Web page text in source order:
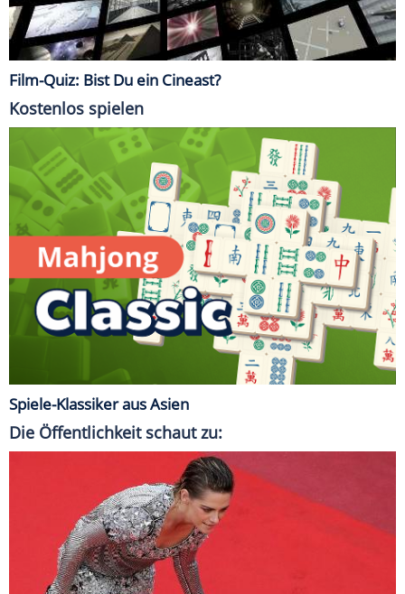
Film-Quiz: Bist Du ein Cineast?
Kostenlos spielen
Spiele-Klassiker aus Asien
Die Öffentlichkeit schaut zu: